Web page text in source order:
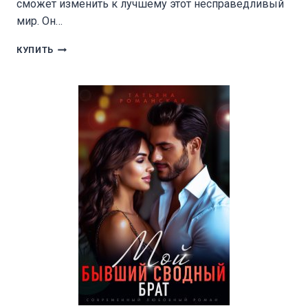
сможет изменить к лучшему этот несправедливый
мир. Он…
КУПИТЬ ДЕВУШКА